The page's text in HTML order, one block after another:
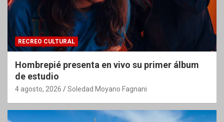
RECREO CULTURAL
Hombrepié presenta en vivo su primer álbum
de estudio
4 agosto, 2026 Soledad Moyano Fagnani